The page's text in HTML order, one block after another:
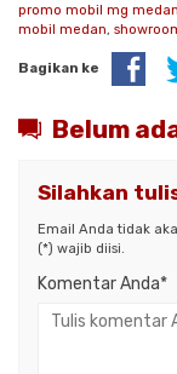
promo mobil mg
mobil medan,
Bagikan ke
Belum
Silahkan
Email Anda tidak
(*) wajib diisi.
Komentar Anda*